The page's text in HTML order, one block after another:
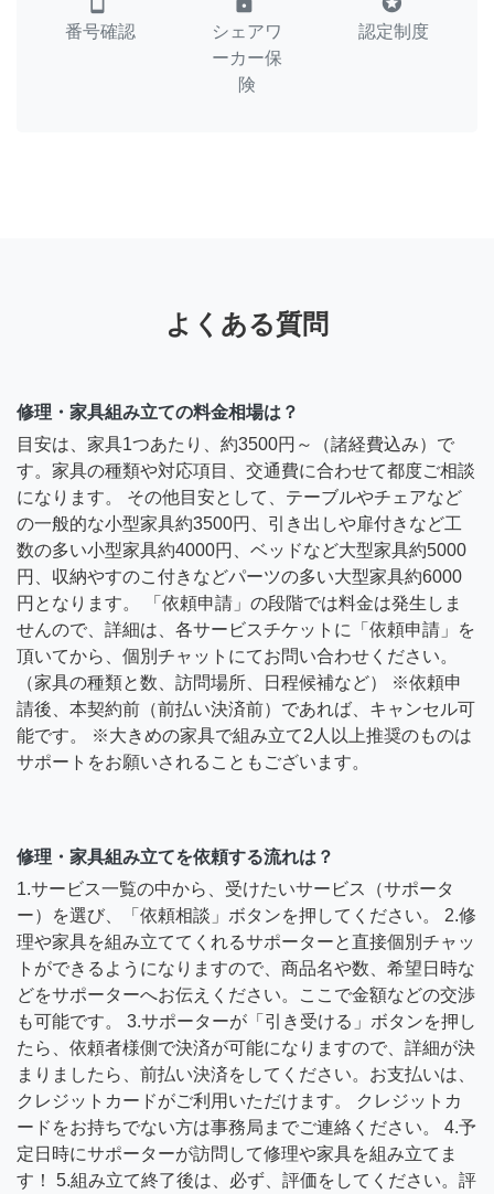
番号確認
シェアワ
ーカー保
険
認定制度
よくある質問
修理・家具組み立ての料金相場は？
目安は、家具1つあたり、約3500円～（諸経費込み）で
す。家具の種類や対応項目、交通費に合わせて都度ご相談
になります。 その他目安として、テーブルやチェアなど
の一般的な小型家具約3500円、引き出しや扉付きなど工
数の多い小型家具約4000円、ベッドなど大型家具約5000
円、収納やすのこ付きなどパーツの多い大型家具約6000
円となります。 「依頼申請」の段階では料金は発生しま
せんので、詳細は、各サービスチケットに「依頼申請」を
頂いてから、個別チャットにてお問い合わせください。
（家具の種類と数、訪問場所、日程候補など） ※依頼申
請後、本契約前（前払い決済前）であれば、キャンセル可
能です。 ※大きめの家具で組み立て2人以上推奨のものは
サポートをお願いされることもございます。
修理・家具組み立てを依頼する流れは？
1.サービス一覧の中から、受けたいサービス（サポータ
ー）を選び、「依頼相談」ボタンを押してください。 2.修
理や家具を組み立ててくれるサポーターと直接個別チャッ
トができるようになりますので、商品名や数、希望日時な
どをサポーターへお伝えください。ここで金額などの交渉
も可能です。 3.サポーターが「引き受ける」ボタンを押し
たら、依頼者様側で決済が可能になりますので、詳細が決
まりましたら、前払い決済をしてください。お支払いは、
クレジットカードがご利用いただけます。 クレジットカ
ードをお持ちでない方は事務局までご連絡ください。 4.予
定日時にサポーターが訪問して修理や家具を組み立てま
す！ 5.組み立て終了後は、必ず、評価をしてください。評